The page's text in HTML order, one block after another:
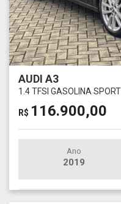
AUDI A3
1.4 TFSI GASOLINA
R$ 116.900,00
Ano
2019